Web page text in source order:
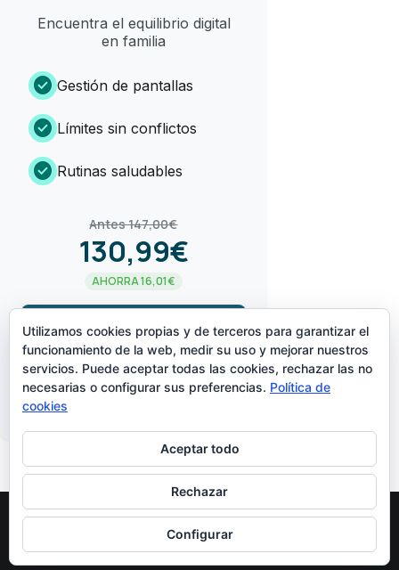
Encuentra el equilibrio digital
en familia
check_circle Gestión de pantallas
check_circle Límites sin conflictos
check_circle Rutinas saludables
Antes 147,00€
130,99€
AHORRA 16,01€
¡LO QUIERO!arrow_forward
CREADO POR
Diseñado PorElegant Themes| Funciona ConWordPress
Utilizamos cookies propias y de terceros para garantizar el
funcionamiento de la web, medir su uso y mejorar nuestros
servicios. Puede aceptar todas las cookies, rechazar las no
necesarias o configurar sus preferencias. Política de
cookies
Aceptar todo
Rechazar
Configurar